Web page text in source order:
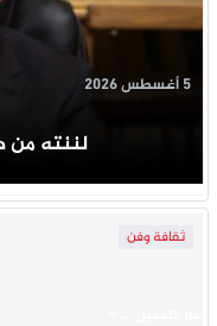
لننته من
5 أغسطس 2026
ثقافة وفن